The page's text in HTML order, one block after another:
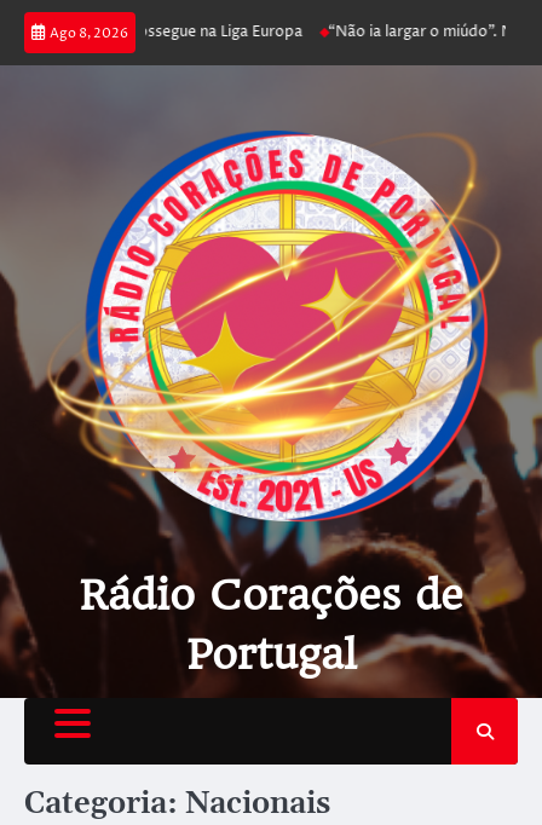
Ago 8, 2026
poker e prossegue na Liga Europa “Não ia largar o miúdo”.
Rádio Corações de
Portugal
Categoria: Nacionais